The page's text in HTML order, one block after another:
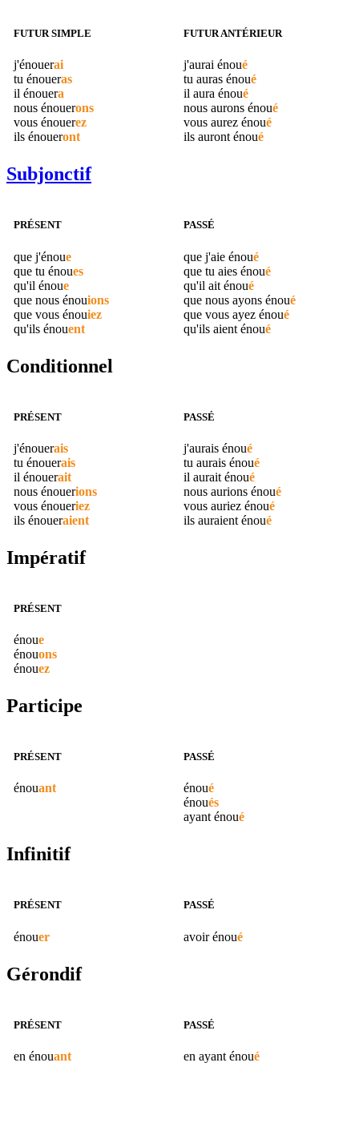
FUTUR SIMPLE
j'énouerai
tu énoueras
il énouera
nous énouerons
vous énouerez
ils énoueront
FUTUR ANTÉRIEUR
j'aurai énoué
tu auras énoué
il aura énoué
nous aurons énoué
vous aurez énoué
ils auront énoué
Subjonctif
PRÉSENT
que j'énoue
que tu énoues
qu'il énoue
que nous énouions
que vous énouiez
qu'ils énouent
PASSÉ
que j'aie énoué
que tu aies énoué
qu'il ait énoué
que nous ayons énoué
que vous ayez énoué
qu'ils aient énoué
Conditionnel
PRÉSENT
j'énouerais
tu énouerais
il énouerait
nous énouerions
vous énoueriez
ils énoueraient
PASSÉ
j'aurais énoué
tu aurais énoué
il aurait énoué
nous aurions énoué
vous auriez énoué
ils auraient énoué
Impératif
PRÉSENT
énoue
énouons
énouez
Participe
PRÉSENT
énouant
PASSÉ
énoué
énoués
ayant énoué
Infinitif
PRÉSENT
énouer
PASSÉ
avoirénoué
Gérondif
PRÉSENT
en énouant
PASSÉ
en ayant énoué